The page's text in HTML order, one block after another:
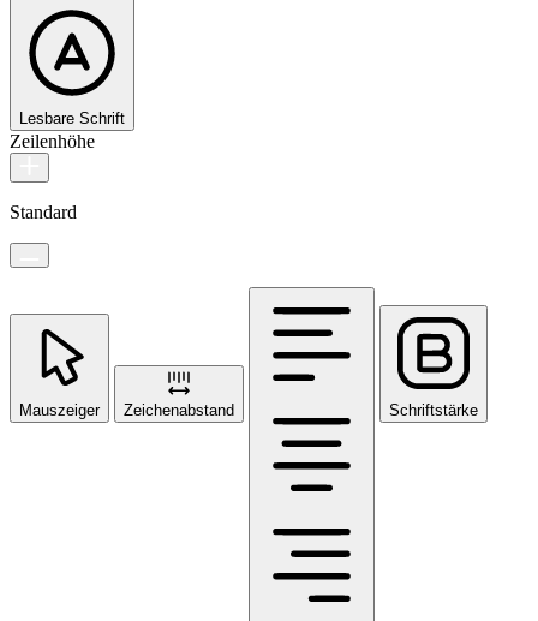
Lesbare Schrift
Zeilenhöhe
Standard
Mauszeiger Zeichenabstand Schriftstärke